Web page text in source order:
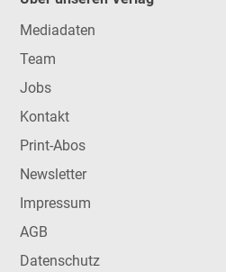
Mediadaten
Team
Jobs
Kontakt
Print-Abos
Newsletter
Impressum
AGB
Datenschutz